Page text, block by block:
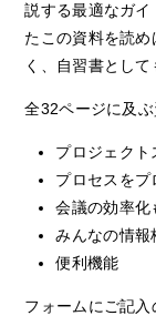
説する最適なガ
たこの資料を読
く、自習書として
全32ページに及ぶ
プロジェクト
プロセスをプ
会議の効率化
みんなの情報
便利機能
フォームにご記入